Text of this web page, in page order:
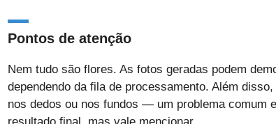
Pontos de atenção
Nem tudo são flores. As fotos geradas podem
dependendo da fila de processamento. Além
nos dedos ou nos fundos — um problema comum
resultado final, mas vale mencionar.